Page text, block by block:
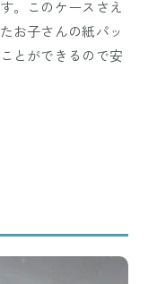
。このケースさえ
お子さんの紙パッ
とができるので安